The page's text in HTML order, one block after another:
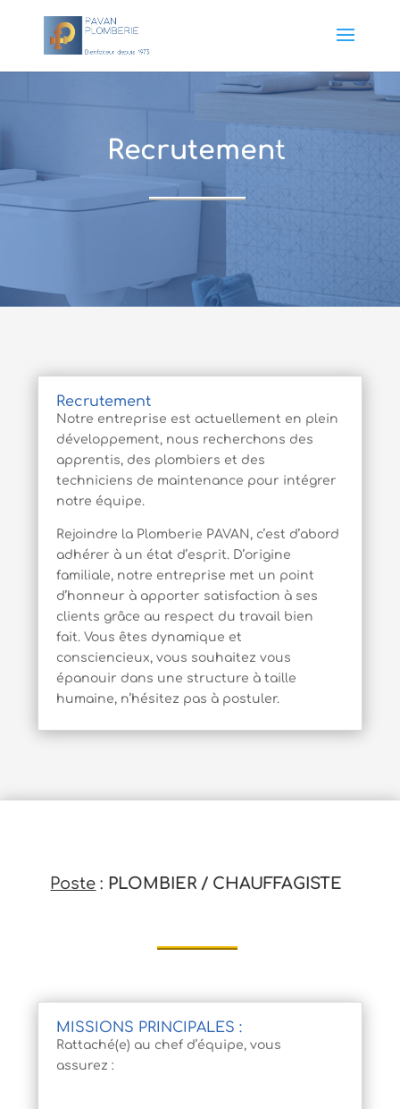
Recrutement
Recrutement
Notre entreprise est actuellement en plein
développement, nous recherchons des
apprentis, des plombiers et des
techniciens de maintenance pour intégrer
notre équipe.
Rejoindre la Plomberie PAVAN, c’est d’abord
adhérer à un état d’esprit. D’origine
familiale, notre entreprise met un point
d’honneur à apporter satisfaction à ses
clients grâce au respect du travail bien
fait. Vous êtes dynamique et
consciencieux, vous souhaitez vous
épanouir dans une structure à taille
humaine, n’hésitez pas à postuler.
Poste : PLOMBIER / CHAUFFAGISTE
MISSIONS PRINCIPALES :
Rattaché(e) au chef d’équipe, vous
assurez :